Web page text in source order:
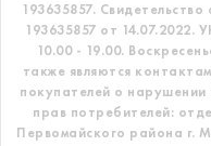
193635857.
193635857 от 14.07.2022.
10.00 - 19.00.
также являются
покупателей о нарушении
прав потребителей:
Первомайского района г.